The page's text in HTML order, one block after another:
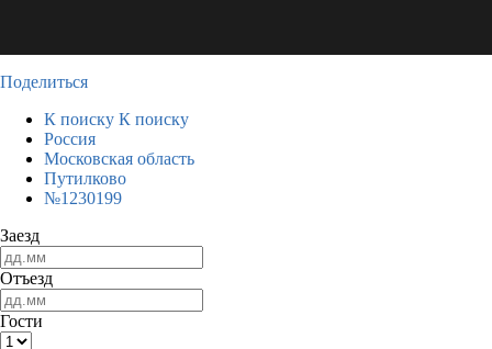
Поделиться
К поиску К поиску
Россия
Московская область
Путилково
№1230199
Заезд
Отъезд
Гости